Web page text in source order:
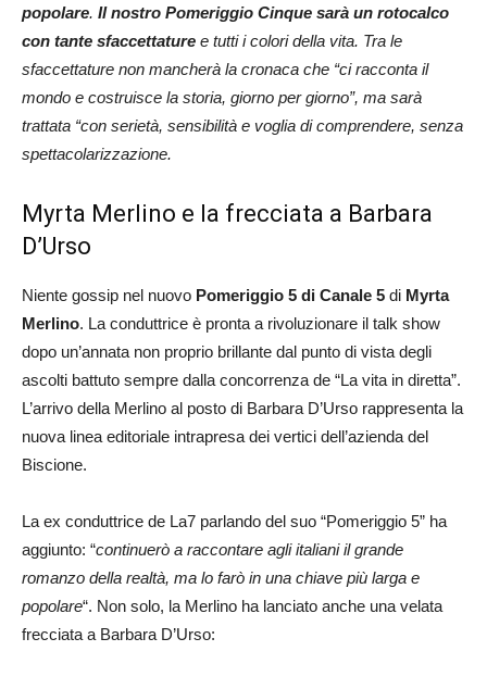
popolare. Il nostro Pomeriggio Cinque sarà un rotocalco
con tante sfaccettature e tutti i colori della vita. Tra le
sfaccettature non mancherà la cronaca che “ci racconta il
mondo e costruisce la storia, giorno per giorno”, ma sarà
trattata “con serietà, sensibilità e voglia di comprendere, senza
spettacolarizzazione.
Myrta Merlino e la frecciata a Barbara
D’Urso
Niente gossip nel nuovo Pomeriggio 5 di Canale 5 di Myrta
Merlino. La conduttrice è pronta a rivoluzionare il talk show
dopo un’annata non proprio brillante dal punto di vista degli
ascolti battuto sempre dalla concorrenza de “La vita in diretta”.
L’arrivo della Merlino al posto di Barbara D’Urso rappresenta la
nuova linea editoriale intrapresa dei vertici dell’azienda del
Biscione.
La ex conduttrice de La7 parlando del suo “Pomeriggio 5” ha
aggiunto: “continuerò a raccontare agli italiani il grande
romanzo della realtà, ma lo farò in una chiave più larga e
popolare“. Non solo, la Merlino ha lanciato anche una velata
frecciata a Barbara D’Urso: